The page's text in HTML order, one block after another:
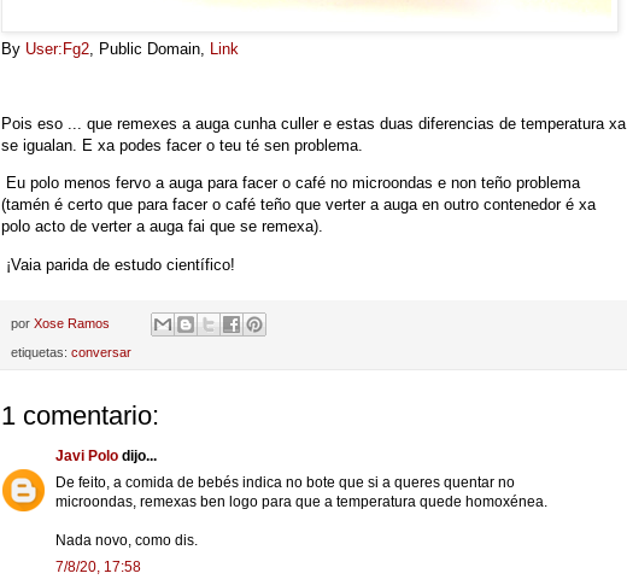
By User:Fg2 , Public Domain, Link
Pois eso ... que remexes a auga cunha culler e estas duas diferencias de temperatura xa
se igualan. E xa podes facer o teu té sen problema.
Eu polo menos fervo a auga para facer o café no microondas e non teño problema
(tamén é certo que para facer o café teño que verter a auga en outro contenedor é xa
polo acto de verter a auga fai que se remexa).
¡Vaia parida de estudo científico!
por Xose Ramos
etiquetas: conversar
1 comentario:
Javi Polo dijo...
De feito, a comida de bebés indica no bote que si a queres quentar no
microondas, remexas ben logo para que a temperatura quede homoxénea.
Nada novo, como dis.
7/8/20, 17:58